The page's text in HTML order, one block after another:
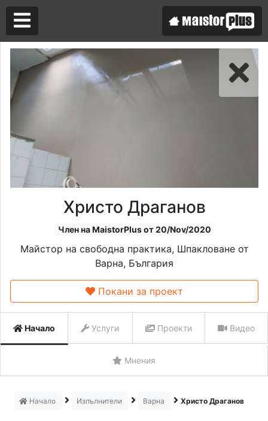
Христо Драганов
Член на MaistorPlus от 20/Nov/2020
Майстор на свободна практика, Шпакловане от
Варна, България
Покани за проект
Начало Услуги Проекти Видео
Мнения
Начало Изпълнители Варна Христо Драганов
Аз съм майстор